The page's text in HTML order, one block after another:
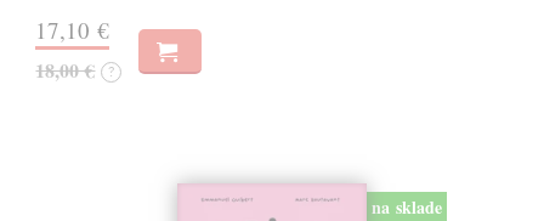
17,10 €
18,00 € ?
na sklade